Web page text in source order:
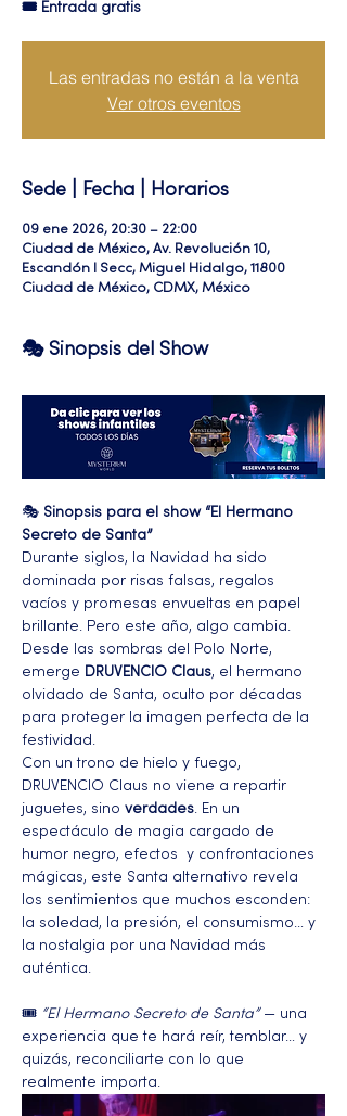
🎟️ Entrada gratis
Las entradas no están a la venta
Ver otros eventos
Sede | Fecha | Horarios
09 ene 2026, 20:30 – 22:00
Ciudad de México, Av. Revolución 10,
Escandón I Secc, Miguel Hidalgo, 11800
Ciudad de México, CDMX, México
🎭 Sinopsis del Show
🎭 Sinopsis para el show “El Hermano
Secreto de Santa”
Durante siglos, la Navidad ha sido
dominada por risas falsas, regalos
vacíos y promesas envueltas en papel
brillante. Pero este año, algo cambia.
Desde las sombras del Polo Norte,
emerge DRUVENCIO Claus, el hermano
olvidado de Santa, oculto por décadas
para proteger la imagen perfecta de la
festividad.
Con un trono de hielo y fuego,
DRUVENCIO Claus no viene a repartir
juguetes, sino verdades. En un
espectáculo de magia cargado de
humor negro, efectos  y confrontaciones
mágicas, este Santa alternativo revela
los sentimientos que muchos esconden:
la soledad, la presión, el consumismo… y
la nostalgia por una Navidad más
auténtica.
🎟️ “El Hermano Secreto de Santa” — una
experiencia que te hará reír, temblar… y
quizás, reconciliarte con lo que
realmente importa.